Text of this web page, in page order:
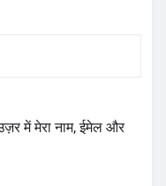
में मेरा नाम, ईमेल और